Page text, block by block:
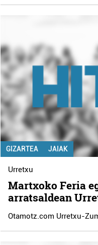
GIZARTEA JAIAK
Urretxu
Martxoko Feria
arratsaldean
Otamotz.com Urretxu-